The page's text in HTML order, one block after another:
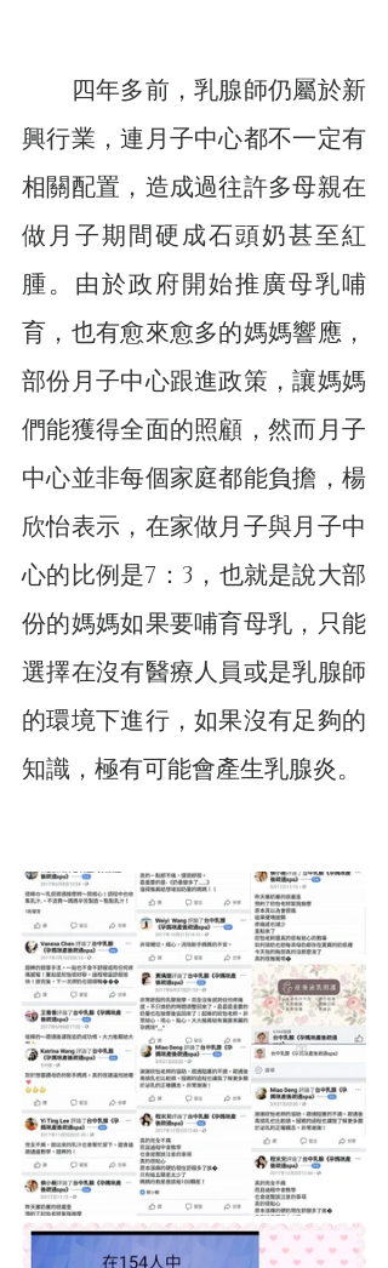
四年多前，乳腺師仍屬於新
興行業，連月子中心都不一定有
相關配置，造成過往許多母親在
做月子期間硬成石頭奶甚至紅
腫。由於政府開始推廣母乳哺
育，也有愈來愈多的媽媽響應，
部份月子中心跟進政策，讓媽媽
們能獲得全面的照顧，然而月子
中心並非每個家庭都能負擔，楊
欣怡表示，在家做月子與月子中
心的比例是7：3，也就是說大部
份的媽媽如果要哺育母乳，只能
選擇在沒有醫療人員或是乳腺師
的環境下進行，如果沒有足夠的
知識，極有可能會產生乳腺炎。